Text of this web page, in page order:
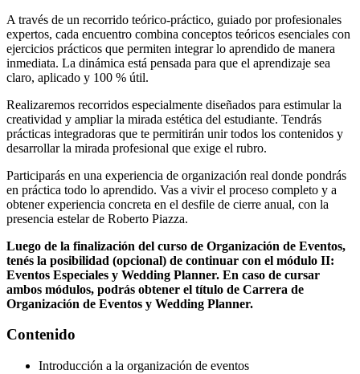
A través de un recorrido teórico-práctico, guiado por profesionales
expertos, cada encuentro combina conceptos teóricos esenciales con
ejercicios prácticos que permiten integrar lo aprendido de manera
inmediata. La dinámica está pensada para que el aprendizaje sea
claro, aplicado y 100 % útil.
Realizaremos recorridos especialmente diseñados para estimular la
creatividad y ampliar la mirada estética del estudiante. Tendrás
prácticas integradoras que te permitirán unir todos los contenidos y
desarrollar la mirada profesional que exige el rubro.
Participarás en una experiencia de organización real donde pondrás
en práctica todo lo aprendido. Vas a vivir el proceso completo y a
obtener experiencia concreta en el desfile de cierre anual, con la
presencia estelar de Roberto Piazza.
Luego de la finalización del curso de Organización de Eventos,
tenés la posibilidad (opcional) de continuar con el módulo II:
Eventos Especiales y Wedding Planner. En caso de cursar
ambos módulos, podrás obtener el título de Carrera de
Organización de Eventos y Wedding Planner.
Contenido
Introducción a la organización de eventos